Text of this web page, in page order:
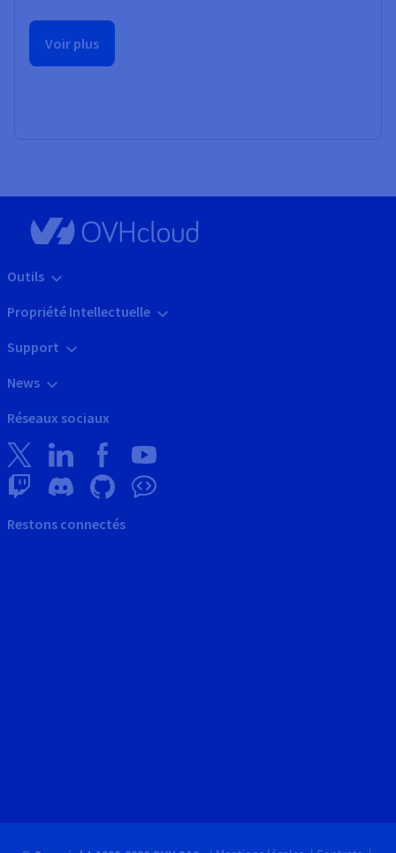
Voir plus
Outils
Propriété Intellectuelle
Support
News
Réseaux sociaux
Restons connectés